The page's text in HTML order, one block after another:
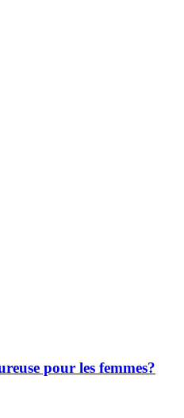
pour les femmes?